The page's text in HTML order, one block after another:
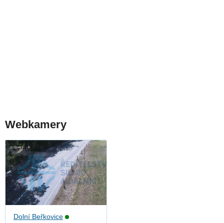
Webkamery
Dolní Beřkovice